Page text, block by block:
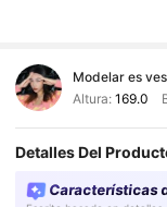
Modelar es
Altura: 169.0
Detalles Del
Características